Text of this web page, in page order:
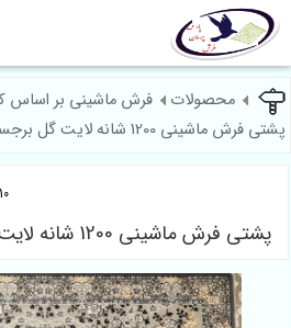
محصولات فرش ماشینی بر اساس
پشتی فرش ماشینی 1200 شانه لایت گل برجسته
پشتی فرش ماشینی 1200 شانه لایت گل برجسته
10